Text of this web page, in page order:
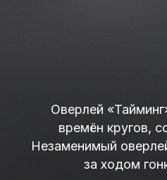
Оверлей
времён кругов,
Незаменимый
за ходом